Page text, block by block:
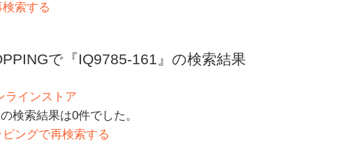
索する
で『IQ9785-161』の検索結果
検索結果は0件でした。
ングで再検索する